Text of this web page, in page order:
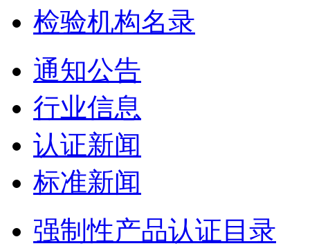
检验机构名录
通知公告
行业信息
认证新闻
标准新闻
强制性产品认证目录